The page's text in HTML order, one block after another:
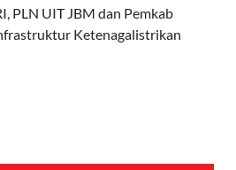
PLN UIT JBM dan Pemkab
Ketenagalistrikan